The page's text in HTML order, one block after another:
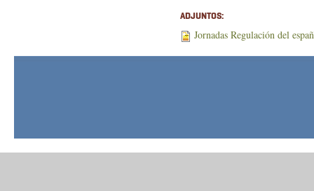
ADJUNTOS:
Jornadas Regulación del